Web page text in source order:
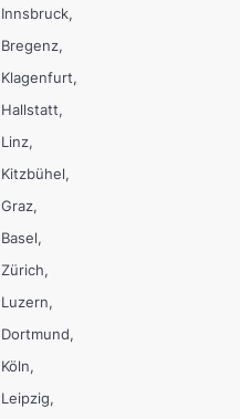
Innsbruck
Bregenz
Klagenfurt
Hallstatt
Linz
Kitzbühel
Graz
Basel
Zürich
Luzern
Dortmund
Köln
Leipzig